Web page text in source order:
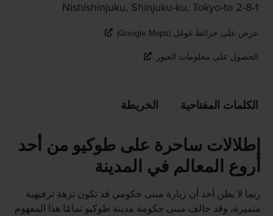
2-8-1 Nishishinjuku, Shinjuku-ku, Tokyo-to
عرض على خرائط غوغل (Google Maps)
الحصول على معلومات العبور
الكلمات المفتاحية الخريطة
إطلالات ساحرة على طوكيو من أحد
أروع المعالم في المدينة
ربما لا يظن أحد أن زيارة مبنى حكومي قد تكون نزهة ترفيهية
متميزة، وقد خالف مبنى حكومة مدينة طوكيو تمامًا هذا المفهوم